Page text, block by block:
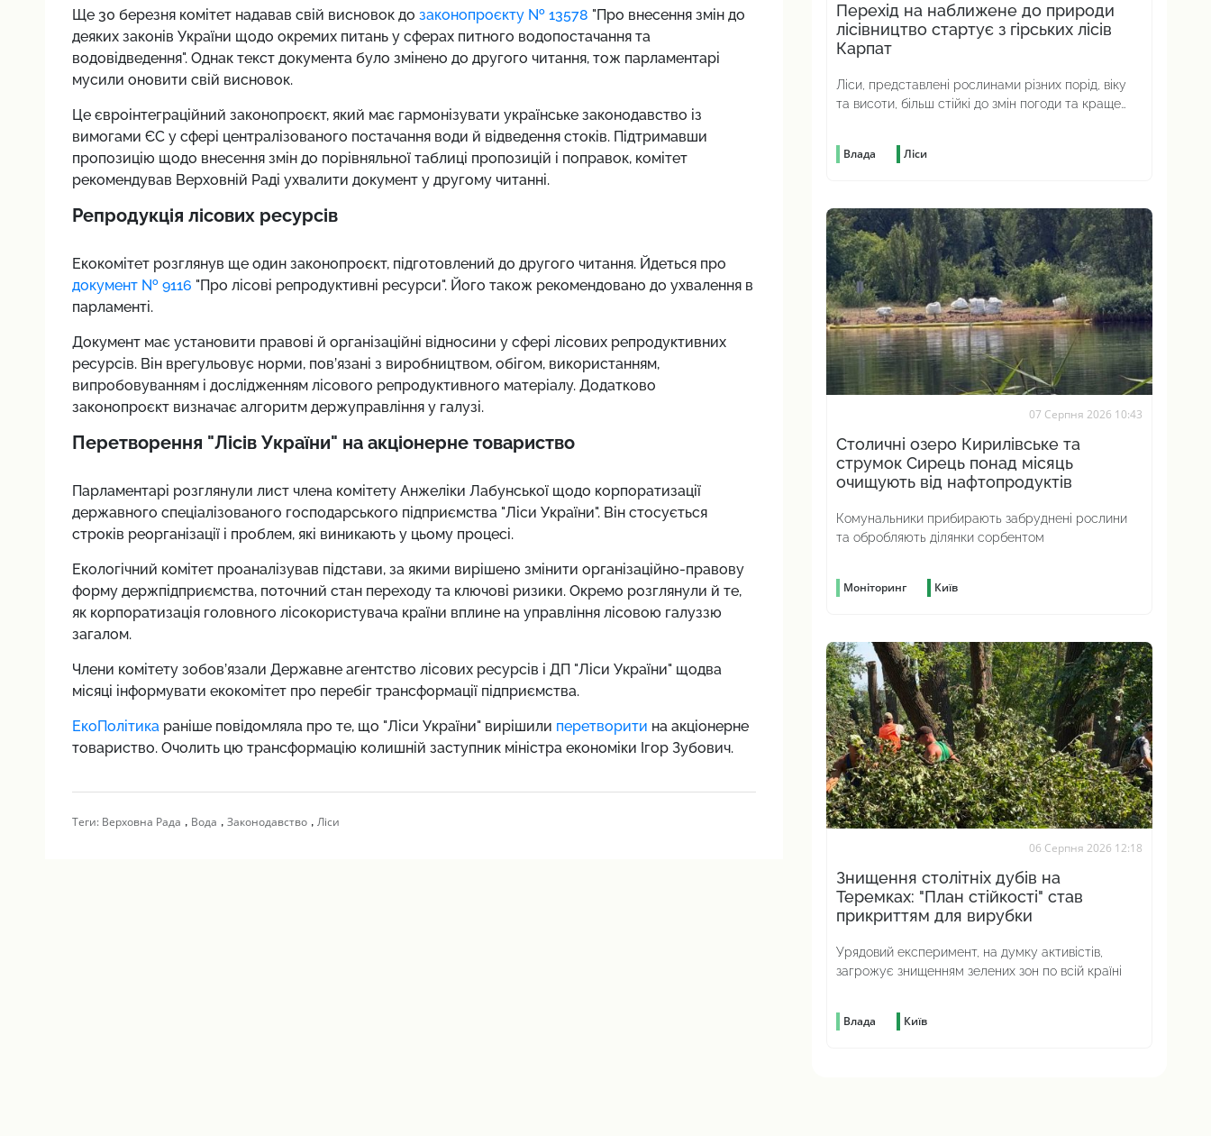
Ще 30 березня комітет надавав свій висновок до законопроєкту № 13578 "Про внесення змін до
деяких законів України щодо окремих питань у сферах питного водопостачання та
водовідведення". Однак текст документа було змінено до другого читання, тож парламентарі
мусили оновити свій висновок.
Це євроінтеграційний законопроєкт, який має гармонізувати українське законодавство із
вимогами ЄС у сфері централізованого постачання води й відведення стоків. Підтримавши
пропозицію щодо внесення змін до порівняльної таблиці пропозицій і поправок, комітет
рекомендував Верховній Раді ухвалити документ у другому читанні.
Репродукція лісових ресурсів
Екокомітет розглянув ще один законопроєкт, підготовлений до другого читання. Йдеться про
документ № 9116 "Про лісові репродуктивні ресурси". Його також рекомендовано до ухвалення в
парламенті.
Документ має установити правові й організаційні відносини у сфері лісових репродуктивних
ресурсів. Він врегульовує норми, пов’язані з виробництвом, обігом, використанням,
випробовуванням і дослідженням лісового репродуктивного матеріалу. Додатково
законопроєкт визначає алгоритм держуправління у галузі.
Перетворення "Лісів України" на акціонерне товариство
Парламентарі розглянули лист члена комітету Анжеліки Лабунської щодо корпоратизації
державного спеціалізованого господарського підприємства "Ліси України". Він стосується
строків реорганізації і проблем, які виникають у цьому процесі.
Екологічний комітет проаналізував підстави, за якими вирішено змінити організаційно-правову
форму держпідприємства, поточний стан переходу та ключові ризики. Окремо розглянули й те,
як корпоратизація головного лісокористувача країни вплине на управління лісовою галуззю
загалом.
Члени комітету зобов’язали Державне агентство лісових ресурсів і ДП "Ліси України" щодва
місяці інформувати екокомітет про перебіг трансформації підприємства.
ЕкоПолітикараніше повідомляла про те, що "Ліси України" вирішили перетворити на акціонерне
товариство. Очолить цю трансформацію колишній заступник міністра економіки Ігор Зубович.
Теги: Верховна Рада , Вода , Законодавство, Ліси
Перехід на наближене до природи
лісівництво стартує з гірських лісів
Карпат
Ліси, представлені рослинами різних порід, віку
та висоти, більш стійкі до змін погоди та краще
Влада Ліси
07 Серпня 2026 10:43
Столичні озеро Кирилівське та
струмок Сирець понад місяць
очищують від нафтопродуктів
Комунальники прибирають забруднені рослини
та обробляють ділянки сорбентом
Моніторинг Київ
06 Серпня 2026 12:18
Знищення столітніх дубів на
Теремках: "План стійкості" став
прикриттям для вирубки
Урядовий експеримент, на думку активістів,
загрожує знищенням зелених зон по всій країні
Влада Київ